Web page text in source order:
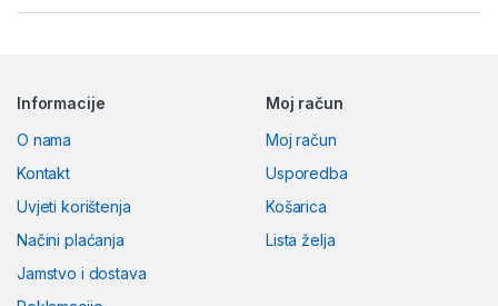
Informacije
O nama
Kontakt
Uvjeti korištenja
Načini plaćanja
Jamstvo i dostava
Moj račun
Moj račun
Usporedba
Košarica
Lista želja